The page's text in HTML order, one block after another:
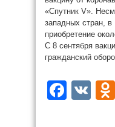
«Спутник V».
западных стран, в
приобретение
С 8 сентября
гражданский
VK